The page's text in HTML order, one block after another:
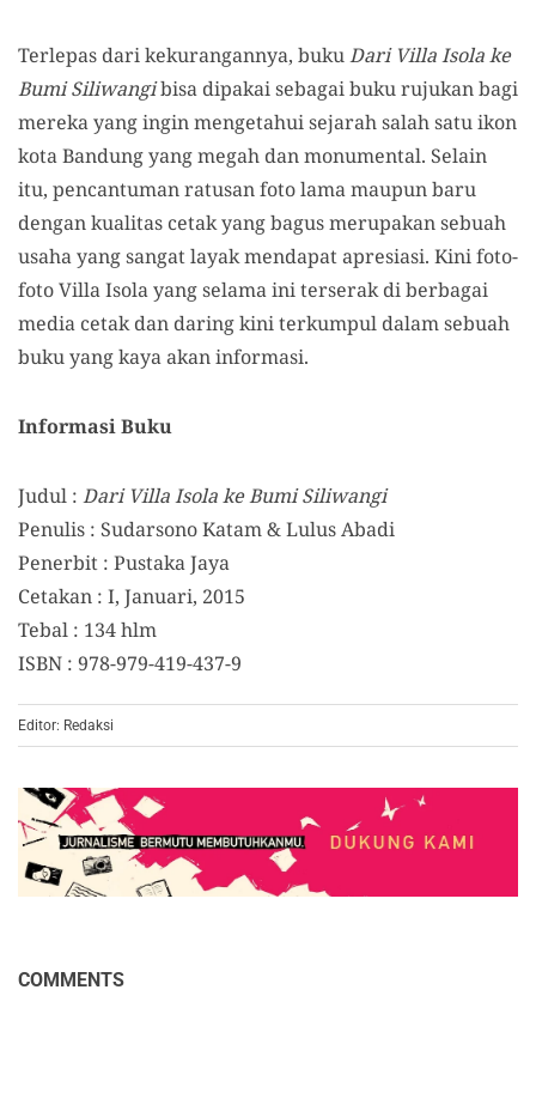
Terlepas dari kekurangannya, bukuDari Villa Isola ke
Bumi Siliwangibisa dipakai sebagai buku rujukan bagi
mereka yang ingin mengetahui sejarah salah satu ikon
kota Bandung yang megah dan monumental. Selain
itu, pencantuman ratusan foto lama maupun baru
dengan kualitas cetak yang bagus merupakan sebuah
usaha yang sangat layak mendapat apresiasi. Kini foto-
foto Villa Isola yang selama ini terserak di berbagai
media cetak dan daring kini terkumpul dalam sebuah
buku yang kaya akan informasi.
Informasi Buku
Judul : Dari Villa Isola ke Bumi Siliwangi
Penulis : Sudarsono Katam & Lulus Abadi
Penerbit : Pustaka Jaya
Cetakan : I, Januari, 2015
Tebal : 134 hlm
ISBN : 978-979-419-437-9
Editor: Redaksi
COMMENTS